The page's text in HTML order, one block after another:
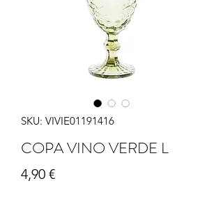
SKU: VIVIE01191416
COPA VINO VERDE L
4,90 €Precio